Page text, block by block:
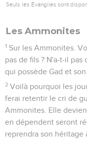
Seuls les Évangiles sont
Les Ammonites
1 Sur les Ammonites.
pas de fils ? N'a-t-il
qui possède Gad et
2 Voilà pourquoi les
ferai retentir le cri de
Ammonites. Elle
en dépendent seront
reprendra son héritage